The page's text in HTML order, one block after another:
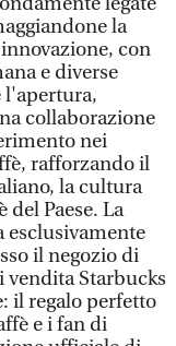
la
con
e diverse
l'apertura,
collaborazione
nei
rafforzando il
la cultura
Paese. La
esclusivamente
il negozio di
vendita Starbucks
il regalo perfetto
e i fan di